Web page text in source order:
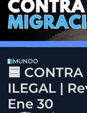
MUNDO
🟦
ILEGAL |
Ene 30